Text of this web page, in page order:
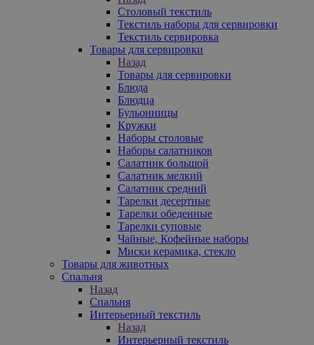
Столовый текстиль
Текстиль наборы для сервировки
Текстиль сервировка
Товары для сервировки
Назад
Товары для сервировки
Блюда
Блюдца
Бульонницы
Кружки
Наборы столовые
Наборы салатников
Салатник большой
Салатник мелкий
Салатник средний
Тарелки десертные
Тарелки обеденные
Тарелки суповые
Чайные, Кофейные наборы
Миски керамика, стекло
Товары для животных
Спальня
Назад
Спальня
Интерьерный текстиль
Назад
Интерьерный текстиль